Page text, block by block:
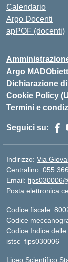
Calendario
Argo Docenti
apPOF (docenti)
Argo MAD
Dichiarazione
Cookie Policy
Termini e
Seguici su:
Indirizzo: Via
Centralino: 055
Email:
Posta elettronica
Codice fiscale:
Codice
Codice Indice
istsc_fips030006
Liceo Scientifico